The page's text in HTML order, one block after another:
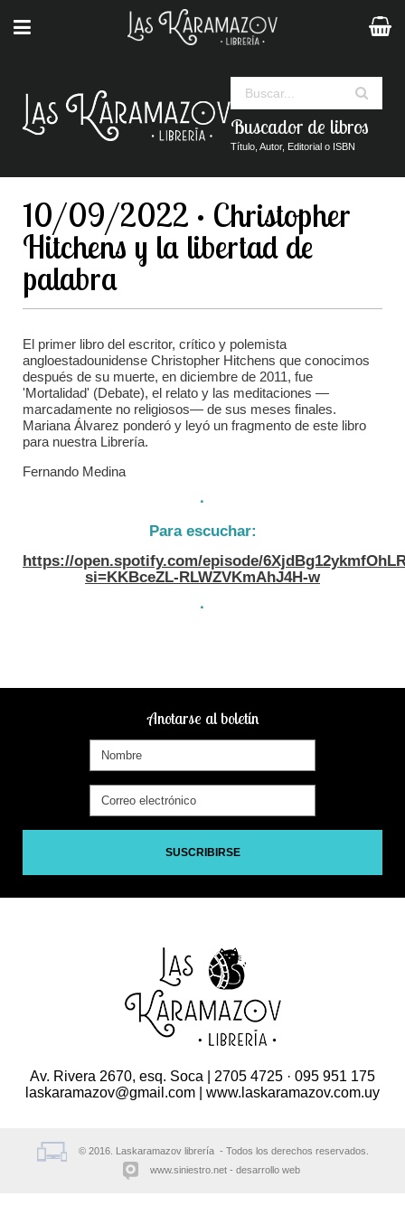
Buscador de libros
Título, Autor, Editorial o ISBN
10/09/2022 · Christopher
Hitchens y la libertad de
palabra
El primer libro del escritor, crítico y polemista
angloestadounidense Christopher Hitchens que conocimos
después de su muerte, en diciembre de 2011, fue
'Mortalidad' (Debate), el relato y las meditaciones —
marcadamente no religiosos— de sus meses finales.
Mariana Álvarez ponderó y leyó un fragmento de este libro
para nuestra Librería.
Fernando Medina
·
Para escuchar:
https://open.spotify.com/episode/
si=KKBceZL-RLWZVKmAhJ4H-w
·
Anotarse al boletín
SUSCRIBIRSE
Av. Rivera 2670, esq. Soca | 2705 4725 · 095 951 175
laskaramazov@gmail.com | www.laskaramazov.com.uy
© 2016. Laskaramazov librería - Todos los derechos reservados.
www.siniestro.net
desarrollo web